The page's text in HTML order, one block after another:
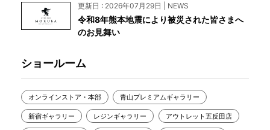
更新日 : 2026年07月29日 | NEWS
令和8年熊本地震により被災された皆さまへ
のお見舞い
ショールーム
オンラインストア・本部 青山プレミアムギャラリー
新宿ギャラリー レジンギャラリー アウトレット五反田店